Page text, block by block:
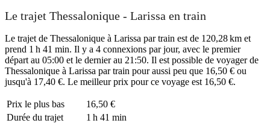
Le trajet Thessalonique - Larissa en train
Le trajet de Thessalonique à Larissa par train est de 120,28 km et
prend 1 h 41 min. Il y a 4 connexions par jour, avec le premier
départ au 05:00 et le dernier au 21:50. Il est possible de voyager de
Thessalonique à Larissa par train pour aussi peu que 16,50 € ou
jusqu'à 17,40 €. Le meilleur prix pour ce voyage est 16,50 €.
Prix ​​le plus bas
16,50 €
Durée du trajet
1 h 41 min